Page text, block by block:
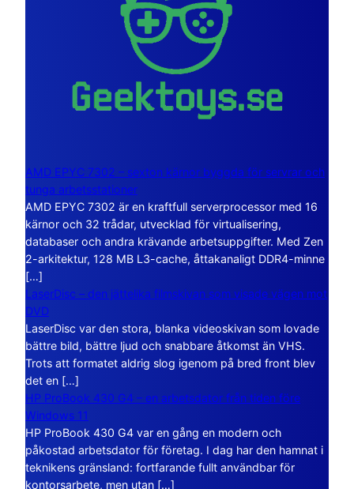
AMD EPYC 7302 – sexton kärnor byggda för servrar och
tunga arbetsstationer
AMD EPYC 7302 är en kraftfull serverprocessor med 16
kärnor och 32 trådar, utvecklad för virtualisering,
databaser och andra krävande arbetsuppgifter. Med Zen
2-arkitektur, 128 MB L3-cache, åttakanaligt DDR4-minne
[…]
LaserDisc – den jättelika filmskivan som visade vägen mot
DVD
LaserDisc var den stora, blanka videoskivan som lovade
bättre bild, bättre ljud och snabbare åtkomst än VHS.
Trots att formatet aldrig slog igenom på bred front blev
det en […]
HP ProBook 430 G4 – en arbetsdator från tiden före
Windows 11
HP ProBook 430 G4 var en gång en modern och
påkostad arbetsdator för företag. I dag har den hamnat i
teknikens gränsland: fortfarande fullt användbar för
kontorsarbete, men utan […]